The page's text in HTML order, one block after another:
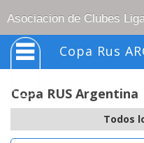
Asociacion de Clubes
Copa Rus
Copa RUS Argentina